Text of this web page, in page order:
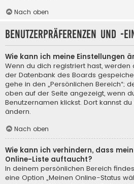
Nach oben
Benutzerpräferenzen und -
Wie kann ich meine Einstellungen
Wenn du dich registriert hast, werden
der Datenbank des Boards
gehe in den „Persönlichen Bereich“;
oben auf der Seite angezeigt, wenn
Benutzernamen klickst. Dort kannst
ändern.
Nach oben
Wie kann ich verhindern, dass
Online-Liste auftaucht?
In deinem persönlichen Bereich
eine Option „Meinen Online-Status